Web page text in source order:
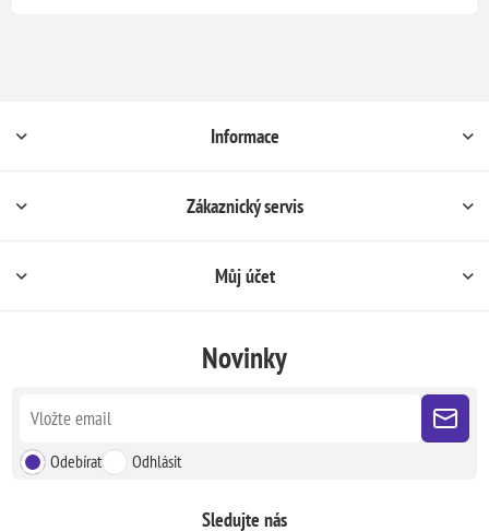
Informace
Zákaznický servis
Můj účet
Novinky
Odebírat Odhlásit
Sledujte nás